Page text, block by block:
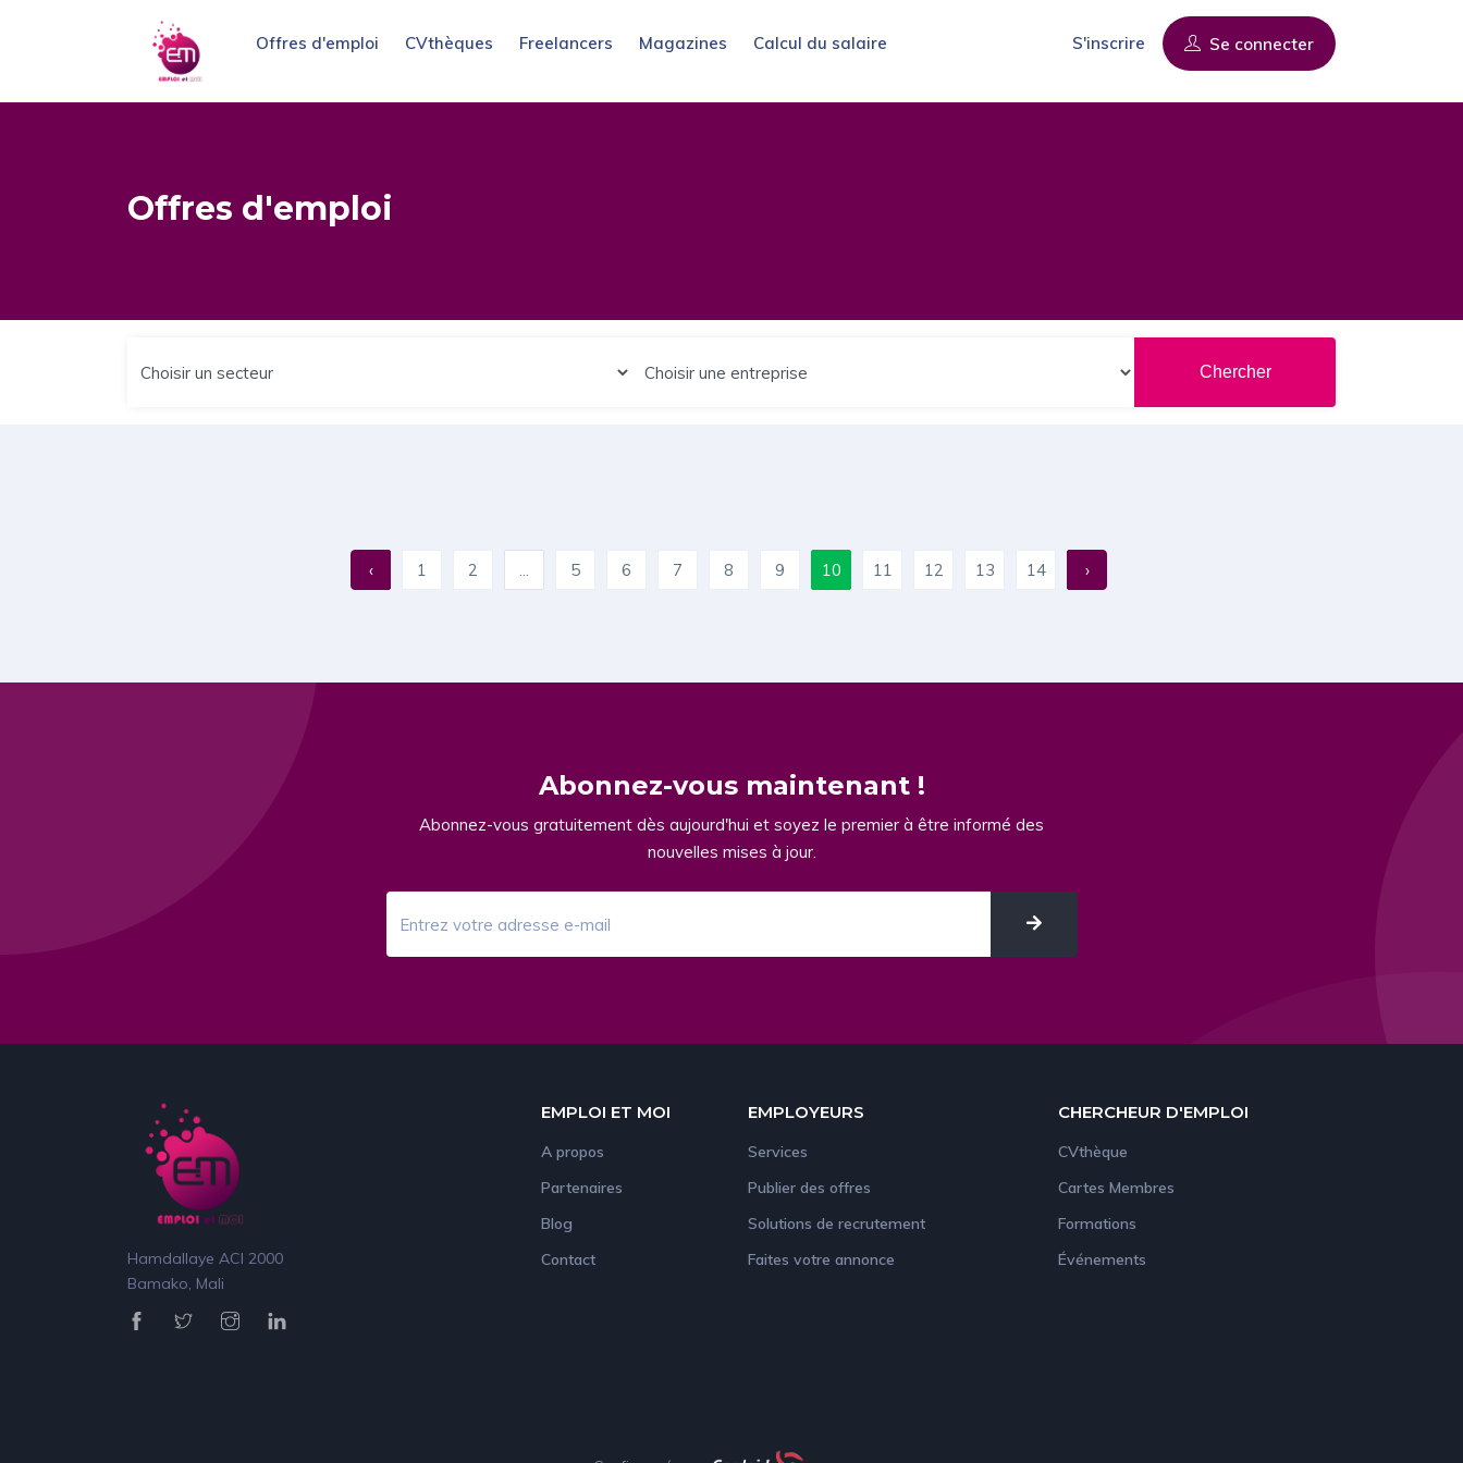
Offres d'emploi CVthèques Freelancers Magazines Calcul du salaire S'inscrire Se connecter
Offres d'emploi
Chercher
‹ 1 2 ... 5 6 7 8 9 10 11 12 13 14 ›
Abonnez-vous maintenant !
Abonnez-vous gratuitement dès aujourd'hui et soyez le premier à être informé des
nouvelles mises à jour.
Hamdallaye ACI 2000
Bamako, Mali
EMPLOI ET MOI
A propos
Partenaires
Blog
Contact
EMPLOYEURS
Services
Publier des offres
Solutions de recrutement
Faites votre annonce
CHERCHEUR D'EMPLOI
CVthèque
Cartes Membres
Formations
Événements